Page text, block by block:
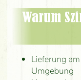
Warum
Lieferung
Umgebung